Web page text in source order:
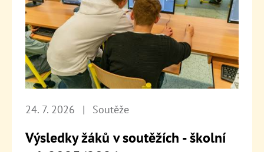
24. 7. 2026 | Soutěže
Výsledky žáků v soutěžích - školní